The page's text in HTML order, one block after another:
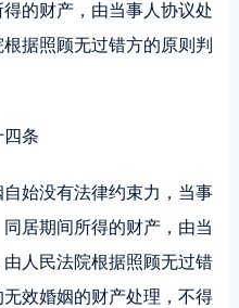
的财产，由当事人协议处
据照顾无过错方的原则判
四条
始没有法律约束力，当事
居期间所得的财产，由当
人民法院根据照顾无过错
效婚姻的财产处理，不得